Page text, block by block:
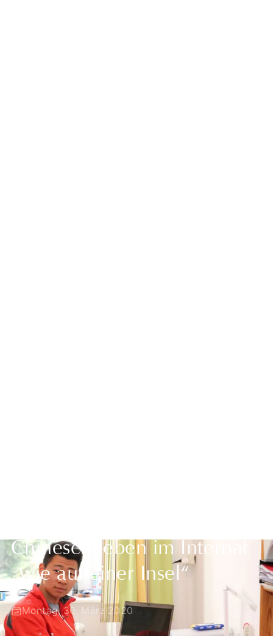
Chinesen leben im Internat
„wie auf einer Insel“
Montag, 30. März 2020